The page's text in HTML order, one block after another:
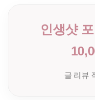
인생샷
글 리뷰